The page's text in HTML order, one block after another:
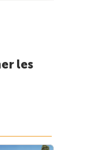
les